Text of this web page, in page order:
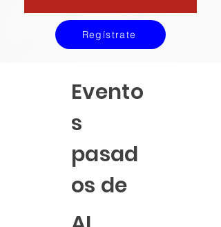
Regístrate
Evento
s
pasad
os de